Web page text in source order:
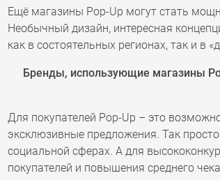
Ещё магазины Pop-Up могут стать
Необычный дизайн, интересная
как в состоятельных регионах, так и в
Бренды, использующие магазины
Для покупателей Pop-Up – это
эксклюзивные предложения. Так
социальной сферах. А для
покупателей и повышения среднего